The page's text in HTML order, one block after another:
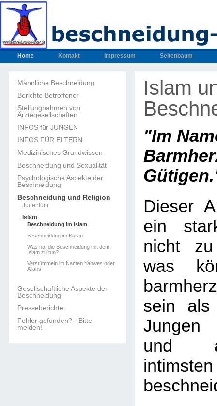
Home Kontakt Impressum Seitenbaum
Männliche Beschneidung
Berichte Betroffener
Stellungnahmen von
Ärztegesellschaften
INFOS für JUNGEN
INFOS FÜR ELTERN
Medizinisches Grundwissen
Beschneidung und Sexualität
Psychologische Aspekte der
Beschneidung
Beschneidung und Religion
Judentum
Islam
Beschneidung im Islam
Beschneidung im Koran
Was hat die Beschneidung mit dem
Islam zu tun?
Verstümmeln im Namen Yahwes oder
Allahs
Gesellschaftliche Aspekte der
Beschneidung
Presseberichte
Fehler gefunden? - Bitte
melden!
Islam
"Im
Dieser
ein
nicht zu
was
sein als
und